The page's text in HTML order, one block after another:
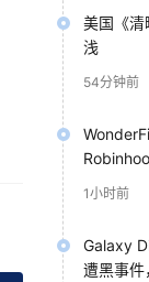
美国《清
浅
54分钟前
1小时前
Galaxy
遭黑事件